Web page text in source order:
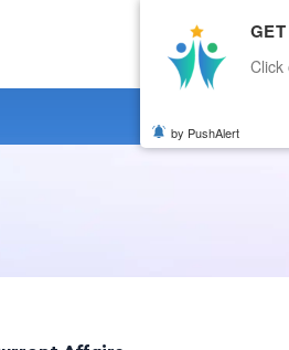
Home
Click
by PushAlert